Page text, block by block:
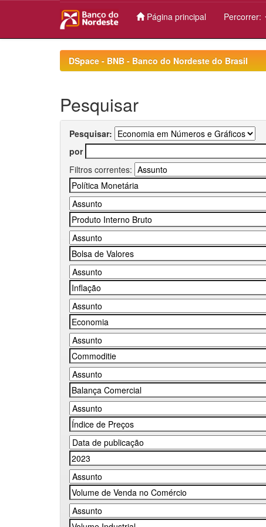
Página principal Percorrer:
DSpace - BNB - Banco do Nordeste do Brasil
Pesquisar
Pesquisar:
por
Filtros correntes: